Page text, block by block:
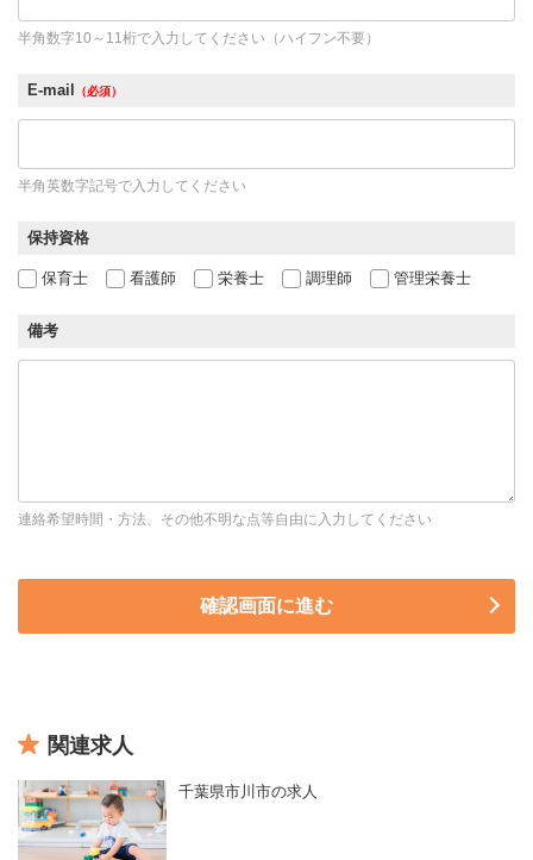
半角数字10～11桁で入力してください（ハイフン不要）
E-mail （必須）
半角英数字記号で入力してください
保持資格
保育士 看護師 栄養士 調理師 管理栄養士
備考
連絡希望時間・方法、その他不明な点等自由に入力してください
関連求人
千葉県市川市の求人